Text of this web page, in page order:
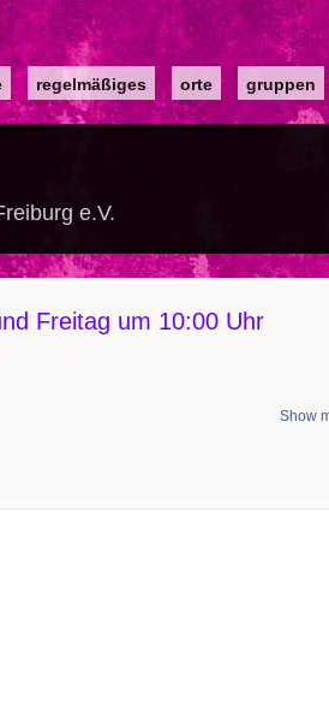
regelmäßiges orte gruppen
e.V.
Freitag um 10:00 Uhr
Show